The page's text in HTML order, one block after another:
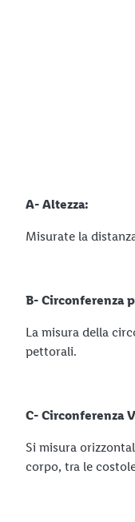
A- Altezza:
Misurate la
B- Circonferenza
La misura della
pettorali.
C- Circonferenza
Si misura
corpo, tra le